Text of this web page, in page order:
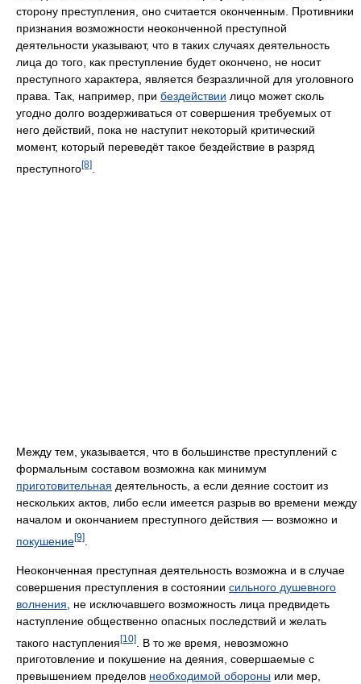
сторону преступления, оно считается оконченным. Противники
признания возможности неоконченной преступной
деятельности указывают, что в таких случаях деятельность
лица до того, как преступление будет окончено, не носит
преступного характера, является безразличной для уголовного
права. Так, например, при бездействии лицо может сколь
угодно долго воздерживаться от совершения требуемых от
него действий, пока не наступит некоторый критический
момент, который переведёт такое бездействие в разряд
преступного[8]
Между тем, указывается, что в большинстве преступлений с
формальным составом возможна как минимум
приготовительная деятельность, а если деяние состоит из
нескольких актов, либо если имеется разрыв во времени между
началом и окончанием преступного действия — возможно и
покушение[9]
Неоконченная преступная деятельность возможна и в случае
совершения преступления в состоянии сильного душевного
волнения , не исключавшего возможность лица предвидеть
наступление общественно опасных последствий и желать
такого наступления[10]
. В то же время, невозможно
приготовление и покушение на деяния, совершаемые с
превышением пределов необходимой обороны или мер,